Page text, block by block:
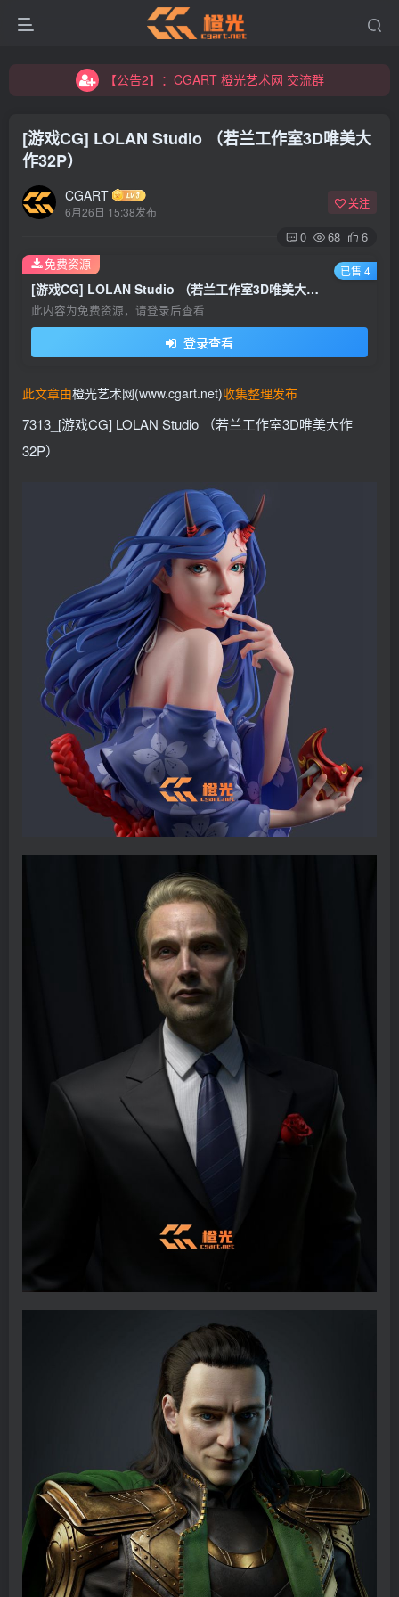
【公告2】：CGART 橙光艺术网 交流群
【公告2】：CGART 橙光艺术网 交流群
[游戏CG] LOLAN Studio （若兰工作室3D唯美大
作32P）
CGART
6月26日 15:38发布
关注
0 68 6
[游戏CG] LOLAN Studio （若兰工作室3D唯美大作32P）
此内容为免费资源，请登录后查看
登录查看
免费资源 已售 4
此文章由橙光艺术网(www.cgart.net)收集整理发布
7313_[游戏CG] LOLAN Studio （若兰工作室3D唯美大作
32P）
登录
没有账号？立即注册
用户名/手机号/邮箱
登录密码
社交账号登录
QQ登录